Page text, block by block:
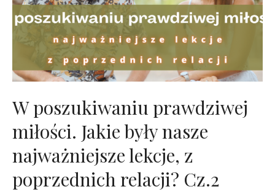
W poszukiwaniu prawdziwej
miłości. Jakie były nasze
najważniejsze lekcje, z
poprzednich relacji? Cz.2